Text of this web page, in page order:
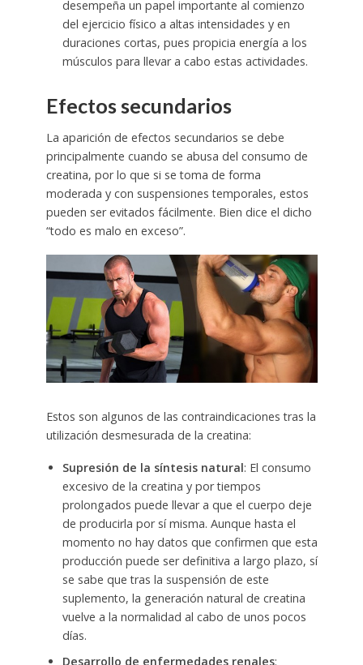
desempeña un papel importante al comienzo
del ejercicio físico a altas intensidades y en
duraciones cortas, pues propicia energía a los
músculos para llevar a cabo estas actividades.
Efectos secundarios
La aparición de efectos secundarios se debe
principalmente cuando se abusa del consumo de
creatina, por lo que si se toma de forma
moderada y con suspensiones temporales, estos
pueden ser evitados fácilmente. Bien dice el dicho
“todo es malo en exceso”.
Estos son algunos de las contraindicaciones tras la
utilización desmesurada de la creatina:
Supresión de la síntesis natural: El consumo
excesivo de la creatina y por tiempos
prolongados puede llevar a que el cuerpo deje
de producirla por sí misma. Aunque hasta el
momento no hay datos que confirmen que esta
producción puede ser definitiva a largo plazo, sí
se sabe que tras la suspensión de este
suplemento, la generación natural de creatina
vuelve a la normalidad al cabo de unos pocos
días.
Desarrollo de enfermedades renales: